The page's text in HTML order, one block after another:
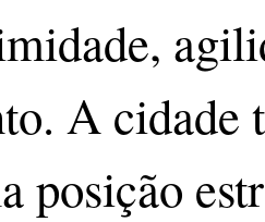
A cidade
posição